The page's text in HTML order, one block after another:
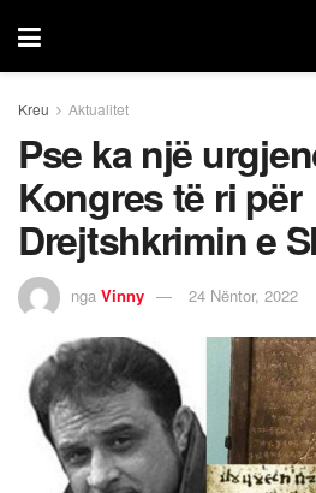
Kreu Aktualitet
Pse ka një
Kongres të ri për
Drejtshkrimin e
nga Vinny 24 Nëntor, 2022